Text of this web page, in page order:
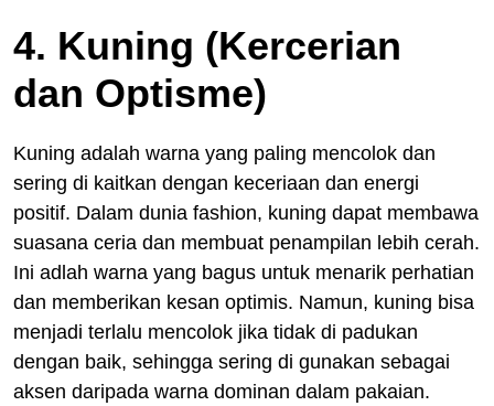
4. Kuning (Kercerian
dan Optisme)
Kuning adalah warna yang paling mencolok dan
sering di kaitkan dengan keceriaan dan energi
positif. Dalam dunia fashion, kuning dapat membawa
suasana ceria dan membuat penampilan lebih cerah.
Ini adlah warna yang bagus untuk menarik perhatian
dan memberikan kesan optimis. Namun, kuning bisa
menjadi terlalu mencolok jika tidak di padukan
dengan baik, sehingga sering di gunakan sebagai
aksen daripada warna dominan dalam pakaian.